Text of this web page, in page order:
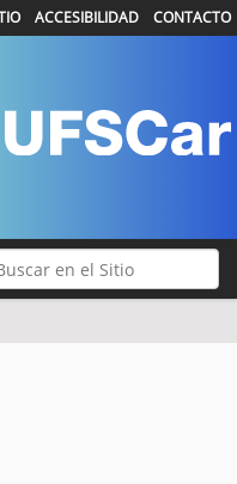
Avanzada…
ACCESIBILIDAD CONTACTO